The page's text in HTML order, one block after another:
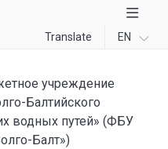
Translate EN
учреждение
Балтийского
водных путей» (ФБУ
Балт»)